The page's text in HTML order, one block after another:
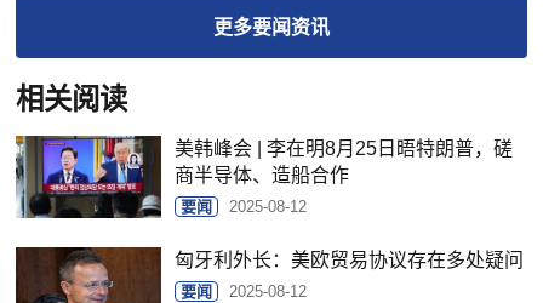
更多要闻资讯
相关阅读
美韩峰会 | 李在明8月25日晤特朗普，磋
商半导体、造船合作
要闻 2025-08-12
匈牙利外长：美欧贸易协议存在多处疑问
要闻 2025-08-12